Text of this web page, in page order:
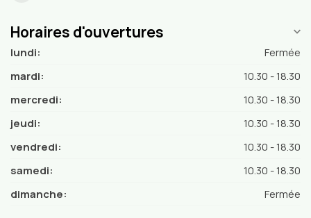
Horaires d'ouvertures
lundi:
Fermée
mardi:
10.30 - 18.30
mercredi:
10.30 - 18.30
jeudi:
10.30 - 18.30
vendredi:
10.30 - 18.30
samedi:
10.30 - 18.30
dimanche:
Fermée